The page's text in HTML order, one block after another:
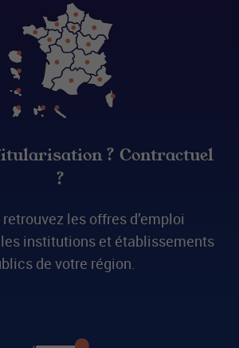
? Contractuel
?
les offres d’emploi
institutions et établissements
de votre région.